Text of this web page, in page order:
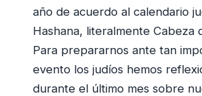
año de acuerdo al calendario
Hashana, literalmente Cabeza
Para prepararnos ante tan
evento los judíos hemos
durante el último mes sobre